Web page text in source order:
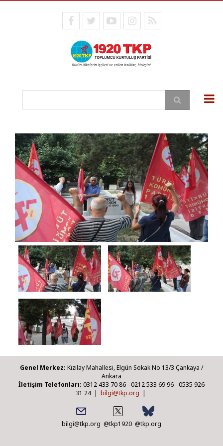
facebooktwitteryoutubeinstagram
RSS
Ara
Genel Merkez: Kızılay Mahallesi, Elgün Sokak No 13/3 Çankaya /
Ankara
İletişim Telefonları: 0312 433 70 86 - 0212 533 69 96 - 0535 926
31 24 | bilgi@tkp.org |
bilgi@tkp.org @tkp1920 @tkp.org